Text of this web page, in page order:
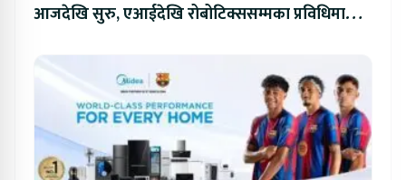
आजदेखि सुरु, एआईदेखि रोबोटिक्ससम्मका प्रविधिमा